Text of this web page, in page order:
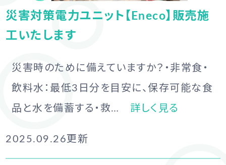
災害対策電力ユニット【Eneco】販売施
工いたします
災害時のために備えていますか？・非常食・
飲料水：最低3日分を目安に、保存可能な食
品と水を備蓄する・救…
詳しく見る
2025.09.26更新